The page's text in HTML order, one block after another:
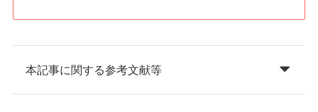
本記事に関する参考文献等